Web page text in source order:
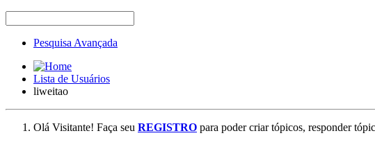
Pesquisa Avançada
Lista de Usuários
liweitao
Olá Visitante! Faça seu REGISTRO para poder criar tópicos, responder